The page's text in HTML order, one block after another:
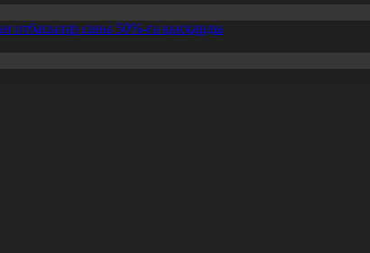
отбасылар саны 50%-ға қысқарды